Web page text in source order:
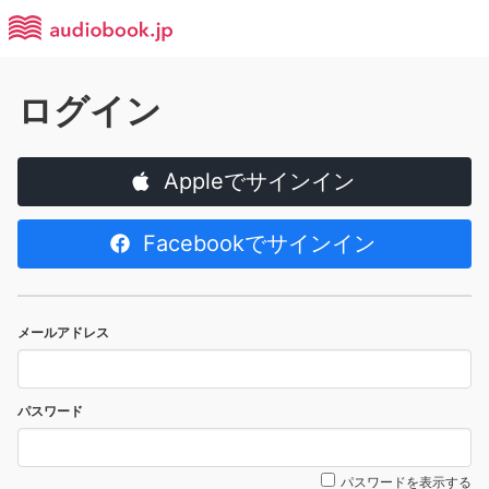
ログイン
Appleでサインイン
Facebookでサインイン
メールアドレス
パスワード
パスワードを表示する